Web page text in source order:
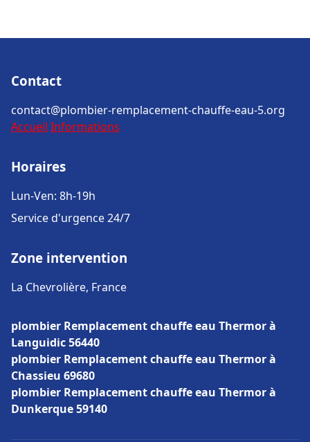
Contact
contact@plombier-remplacement-chauffe-eau-5.org
Accueil Informations
Horaires
Lun-Ven: 8h-19h
Service d'urgence 24/7
Zone intervention
La Chevrolière, France
plombier Remplacement chauffe eau Thermor à
Languidic 56440
plombier Remplacement chauffe eau Thermor à
Chassieu 69680
plombier Remplacement chauffe eau Thermor à
Dunkerque 59140